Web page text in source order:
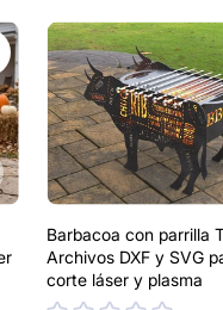
Barbacoa con parrilla
Archivos DXF y SVG
corte láser y plasma